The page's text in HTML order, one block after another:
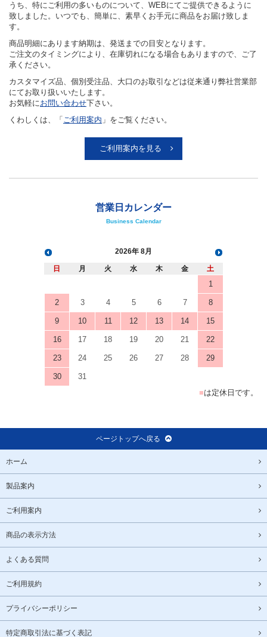
カテゴリで検索する
化合物
形状詳細
アウトレット
うち、特にご利用の多いものについて、WEBにてご提供できるように
致しました。いつでも、簡単に、素早くお手元に商品をお届け致しま
す。
商品明細にあります納期は、発送までの目安となります。
ご注文のタイミングにより、在庫切れになる場合もありますので、ご了
承ください。
カスタマイズ品、個別受注品、大口のお取引などは従来通り弊社営業部
にてお取り扱いいたします。
お気軽にお問い合わせ下さい。
くわしくは、「 ご利用案内 」をご覧ください。
ご利用案内を見る
営業日カレンダー
Business Calendar
2026 8月
日 月 火 水 木 金 土
1
2 3 4 5 6 7 8
9 10 11 12 13 14 15
16 17 18 19 20 21 22
23 24 25 26 27 28 29
30
31
■は定休日です。
ページトップへ戻る
ホーム
製品案内
ご利用案内
商品の表示方法
よくある質問
ご利用規約
プライバシーポリシー
特定商取引法に基づく表記